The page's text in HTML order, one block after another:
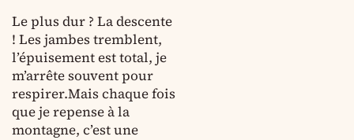
Le plus dur ? La descente
! Les jambes tremblent,
l’épuisement est total, je
m’arrête souvent pour
respirer.Mais chaque fois
que je repense à la
montagne, c’est une